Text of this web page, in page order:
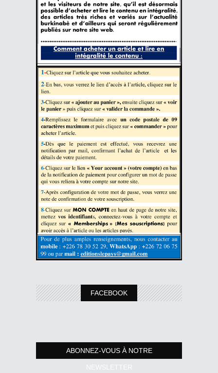
FACEBOOK
ABONNEZ-VOUS À NOTRE
NEWSLETTER